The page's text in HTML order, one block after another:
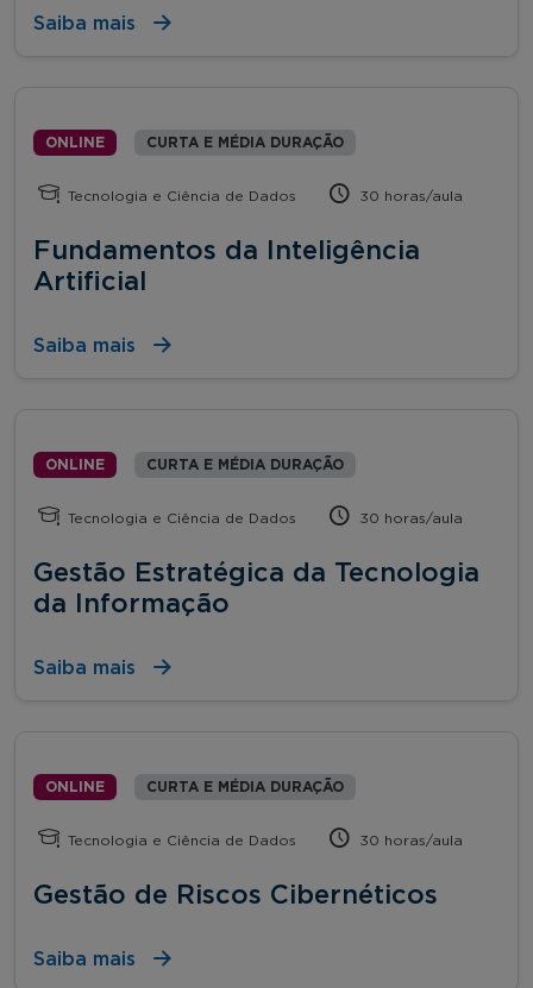
Saiba mais
ONLINE CURTA E MÉDIA DURAÇÃO
Tecnologia e Ciência de Dados 30 horas/aula
Fundamentos da Inteligência
Artificial
Saiba mais
ONLINE CURTA E MÉDIA DURAÇÃO
Tecnologia e Ciência de Dados 30 horas/aula
Gestão Estratégica da Tecnologia
da Informação
Saiba mais
ONLINE CURTA E MÉDIA DURAÇÃO
Tecnologia e Ciência de Dados 30 horas/aula
Gestão de Riscos Cibernéticos
Saiba mais